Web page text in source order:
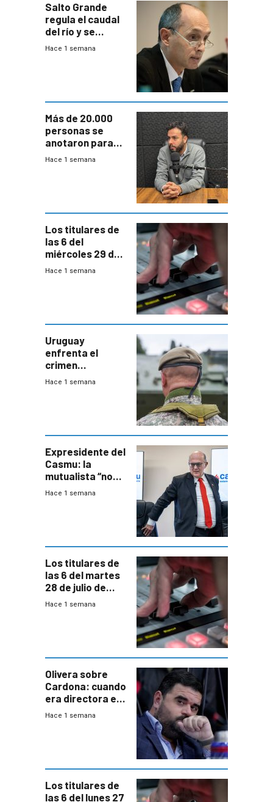
Salto Grande
regula el caudal
del río y se
prepara para un
Hace 1 semana
Más de 20.000
personas se
anotaron para
las pruebas
Hace 1 semana
Los titulares de
las 6 del
miércoles 29 de
julio de 2026
Hace 1 semana
Uruguay
enfrenta el
crimen
organizado con
seguridad
Hace 1 semana
Expresidente del
Casmu: la
mutualista “no
está para pagar”
Hace 1 semana
Los titulares de
las 6 del martes
28 de julio de
2026
Hace 1 semana
Olivera sobre
Cardona: cuando
era directora en
UTE “no era muy
Hace 1 semana
Los titulares de
las 6 del lunes 27